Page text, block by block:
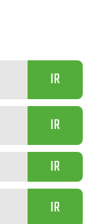
IR
IR
IR
IR